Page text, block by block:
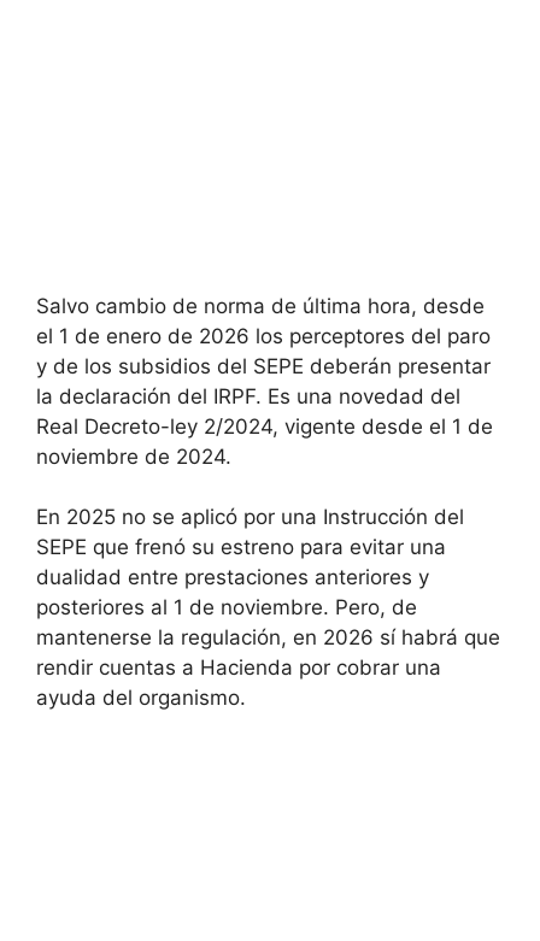
Salvo cambio de norma de última hora, desde
el 1 de enero de 2026 los perceptores del paro
y de los subsidios del SEPE deberán presentar
la declaración del IRPF. Es una novedad del
Real Decreto-ley 2/2024, vigente desde el 1 de
noviembre de 2024.
En 2025 no se aplicó por una Instrucción del
SEPE que frenó su estreno para evitar una
dualidad entre prestaciones anteriores y
posteriores al 1 de noviembre. Pero, de
mantenerse la regulación, en 2026 sí habrá que
rendir cuentas a Hacienda por cobrar una
ayuda del organismo.